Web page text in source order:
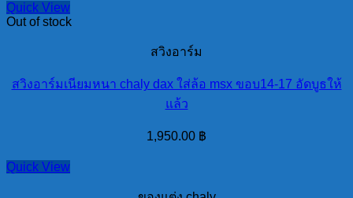
Quick View
Out of stock
สวิงอาร์ม
สวิงอาร์มเนียมหนา chaly dax ใส่ล้อ msx ขอบ14-17 อัดบูธให้
แล้ว
1,950.00 ฿
Quick View